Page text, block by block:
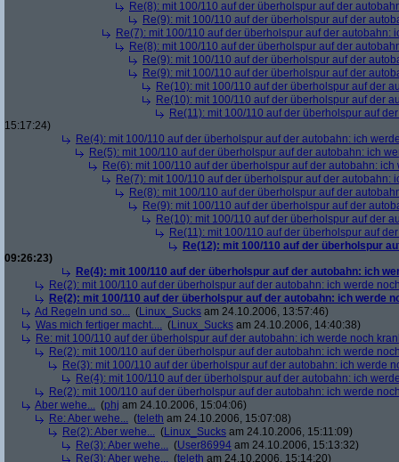
Re(8): mit 100/110 auf der überholspur auf der
Re(9): mit 100/110 auf der überholspur auf der
Re(7): mit 100/110 auf der überholspur auf der autobahn:
Re(8): mit 100/110 auf der überholspur auf der
Re(9): mit 100/110 auf der überholspur auf der
Re(9): mit 100/110 auf der überholspur auf der
Re(10): mit 100/110 auf der überholspur auf der
Re(10): mit 100/110 auf der überholspur auf der
Re(11): mit 100/110 auf der überholspur auf
15:17:24)
Re(4): mit 100/110 auf der überholspur auf der autobahn: ich
Re(5): mit 100/110 auf der überholspur auf der autobahn: ich
Re(6): mit 100/110 auf der überholspur auf der autobahn:
Re(7): mit 100/110 auf der überholspur auf der autobahn:
Re(8): mit 100/110 auf der überholspur auf der
Re(9): mit 100/110 auf der überholspur auf der
Re(10): mit 100/110 auf der überholspur auf der
Re(11): mit 100/110 auf der überholspur auf
Re(12): mit 100/110 auf der überholspur
09:26:23)
Re(4): mit 100/110 auf der überholspur auf der autobahn: ich
Re(2): mit 100/110 auf der überholspur auf der autobahn: ich werde
Re(2): mit 100/110 auf der überholspur auf der autobahn: ich werde
Ad Regeln und so... (Linux_Sucks am 24.10.2006, 13:57:46)
Was mich fertiger macht.... (Linux_Sucks am 24.10.2006, 14:40:38)
Re: mit 100/110 auf der überholspur auf der autobahn: ich werde noch
Re(2): mit 100/110 auf der überholspur auf der autobahn: ich werde
Re(3): mit 100/110 auf der überholspur auf der autobahn: ich werde
Re(4): mit 100/110 auf der überholspur auf der autobahn: ich
Re(2): mit 100/110 auf der überholspur auf der autobahn: ich werde
Aber wehe... (phj am 24.10.2006, 15:04:06)
Re: Aber wehe... (teleth am 24.10.2006, 15:07:08)
Re(2): Aber wehe... (Linux_Sucks am 24.10.2006, 15:11:09)
Re(3): Aber wehe... (User86994 am 24.10.2006, 15:13:32)
Re(3): Aber wehe... (teleth am 24.10.2006, 15:14:20)